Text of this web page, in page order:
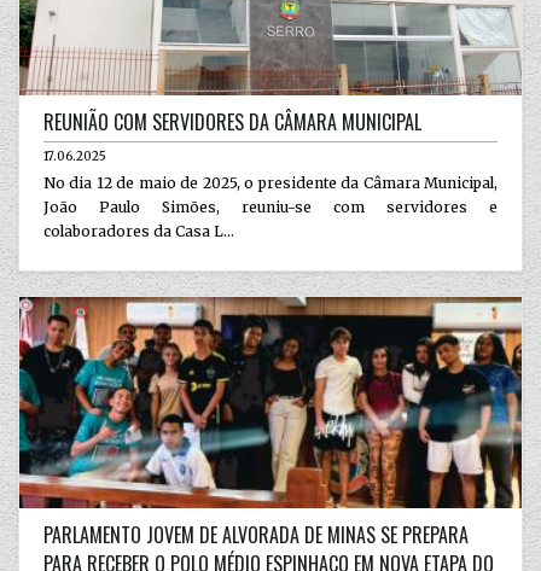
REUNIÃO COM SERVIDORES DA CÂMARA MUNICIPAL
17.06.2025
No dia 12 de maio de 2025, o presidente da Câmara Municipal,
João Paulo Simões, reuniu-se com servidores e
colaboradores da Casa L...
PARLAMENTO JOVEM DE ALVORADA DE MINAS SE PREPARA
PARA RECEBER O POLO MÉDIO ESPINHAÇO EM NOVA ETAPA DO